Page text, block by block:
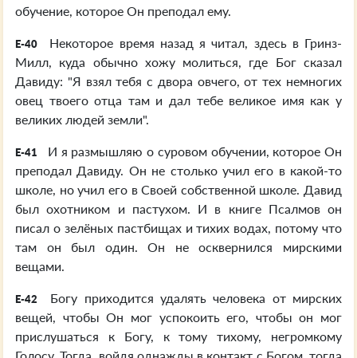
обучение, которое Он преподал ему.
E-40
Некоторое время назад я читал, здесь в Гринз-
Милл, куда обычно хожу молиться, где Бог сказал
Давиду: "Я взял тебя с двора овчего, от тех немногих
овец твоего отца там и дал тебе великое имя как у
великих людей земли".
E-41
И я размышляю о суровом обучении, которое Он
преподал Давиду. Он не столько учил его в какой-то
школе, но учил его в Своей собственной школе. Давид
был охотником и пастухом. И в книге Псалмов он
писал о зелёных пастбищах и тихих водах, потому что
там он был один. Он не осквернился мирскими
вещами.
E-42
Богу приходится удалять человека от мирских
вещей, чтобы Он мог успокоить его, чтобы он мог
прислушаться к Богу, к тому тихому, негромкому